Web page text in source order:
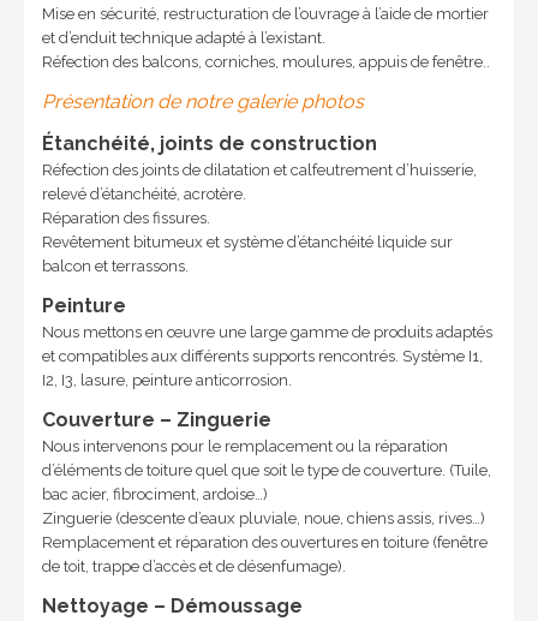
Mise en sécurité, restructuration de l’ouvrage à l’aide de mortier
et d’enduit technique adapté à l’existant.
Réfection des balcons, corniches, moulures, appuis de fenêtre..
Présentation de notre galerie photos
Étanchéité, joints de construction
Réfection des joints de dilatation et calfeutrement d’huisserie,
relevé d’étanchéité, acrotère.
Réparation des fissures.
Revêtement bitumeux et système d’étanchéité liquide sur
balcon et terrassons.
Peinture
Nous mettons en œuvre une large gamme de produits adaptés
et compatibles aux différents supports rencontrés. Système I1,
I2, I3, lasure, peinture anticorrosion.
Couverture – Zinguerie
Nous intervenons pour le remplacement ou la réparation
d’éléments de toiture quel que soit le type de couverture. (Tuile,
bac acier, fibrociment, ardoise…)
Zinguerie (descente d’eaux pluviale, noue, chiens assis, rives…)
Remplacement et réparation des ouvertures en toiture (fenêtre
de toit, trappe d’accès et de désenfumage).
Nettoyage – Démoussage